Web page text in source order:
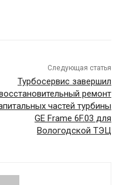
Следующая статья
Турбосервис завершил
ремонт
частей турбины
GE Frame 6F.03 для
Вологодской ТЭЦ